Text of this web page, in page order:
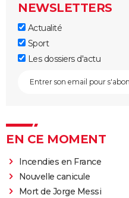
NEWSLETTERS
Actualité
Sport
Les dossiers d'actu
EN CE MOMENT
Incendies en France
Nouvelle canicule
Mort de Jorge Messi